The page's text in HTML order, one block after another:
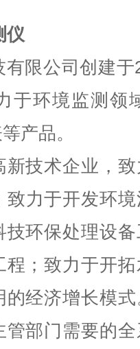
仪
限公司创建于
于环境监测领
产品。
新技术企业，
致力于开发环
技环保处理设
程；致力于开
的经济增长模
管部门需要的